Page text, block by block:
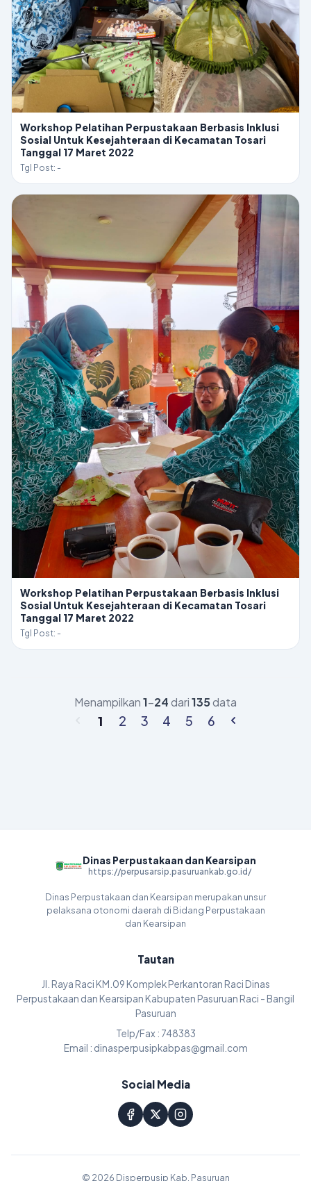
Workshop Pelatihan Perpustakaan Berbasis Inklusi
Sosial Untuk Kesejahteraan di Kecamatan Tosari
Tanggal 17 Maret 2022
Tgl Post: -
Workshop Pelatihan Perpustakaan Berbasis Inklusi
Sosial Untuk Kesejahteraan di Kecamatan Tosari
Tanggal 17 Maret 2022
Tgl Post: -
Menampilkan1–24dari135data
1 2 3 4 5 6
Dinas Perpustakaan dan Kearsipan
https://perpusarsip.pasuruankab.go.id/
Dinas Perpustakaan dan Kearsipan merupakan unsur
pelaksana otonomi daerah di Bidang Perpustakaan
dan Kearsipan
Tautan
Jl. Raya Raci KM.09 Komplek Perkantoran Raci Dinas
Perpustakaan dan Kearsipan Kabupaten Pasuruan Raci - Bangil
Pasuruan
Telp/Fax : 748383
Email : dinasperpusipkabpas@gmail.com
Social Media
© 2026 Disperpusip Kab. Pasuruan